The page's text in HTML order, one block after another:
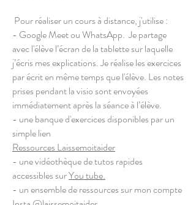
Pour réaliser un cours à distance, j'utilise :
- Google Meet ou WhatsApp. Je partage
avec l'élève l’écran de la tablette sur laquelle
j’écris mes explications. Je réalise les exercices
par écrit en même temps que l'élève. Les notes
prises pendant la visio sont envoyées
immédiatement après la séance à l’élève.
- une banque d'exercices disponibles par un
simple lien
Ressources Laissemoitaider
- une vidéothèque de tutos rapides
accessibles surYou tube.
- un ensemble de ressources sur mon compte